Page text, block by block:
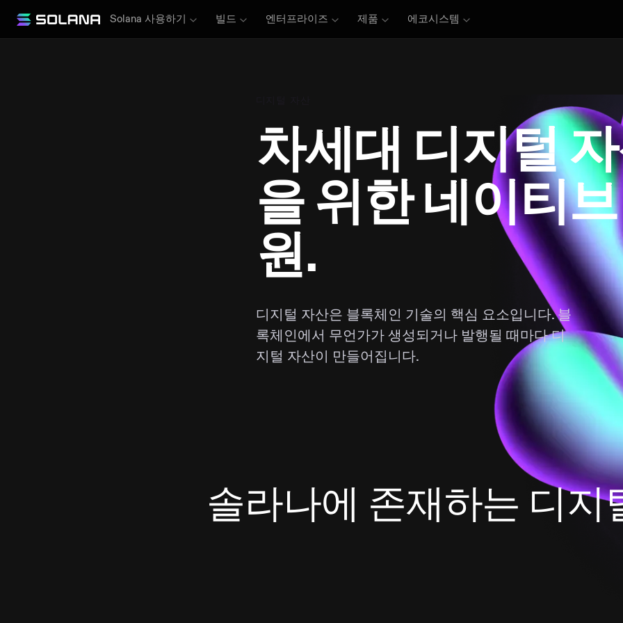
Solana 사용하기 빌드 엔터프라이즈 제품 에코시스템
차세대 디지털
을 위한 네이티
원.
디지털 자산은 블록체인 기술의 핵심 요소입니다. 블
록체인에서 무언가가 생성되거나 발행될 때마다 디
지털 자산이 만들어집니다.
솔라나에 존재하는 디지